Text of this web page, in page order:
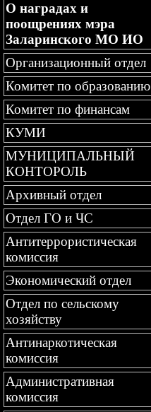
О наградах и
поощрениях мэра
Заларинского МО ИО
Организационный отдел
Комитет по образованию
Комитет по финансам
КУМИ
МУНИЦИПАЛЬНЫЙ
КОНТОРОЛЬ
Архивный отдел
Отдел ГО и ЧС
Антитеррористическая
комиссия
Экономический отдел
Отдел по сельскому
хозяйству
Антинаркотическая
комиссия
Административная
комиссия